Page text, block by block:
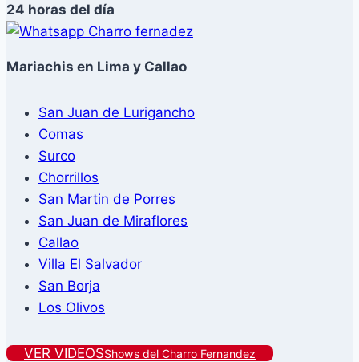
24 horas del día
Mariachis en Lima y Callao
San Juan de Lurigancho
Comas
Surco
Chorrillos
San Martin de Porres
San Juan de Miraflores
Callao
Villa El Salvador
San Borja
Los Olivos
VER VIDEOSShows del Charro Fernandez